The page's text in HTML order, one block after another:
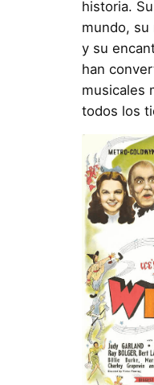
historia.
mundo, su
y su
han
musicales
todos los